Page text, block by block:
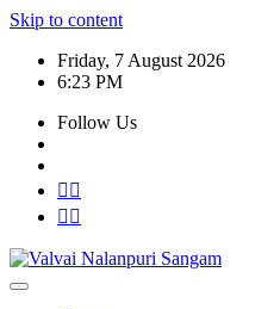
Skip to content
Friday, 7 August 2026
6:23 PM
Follow Us